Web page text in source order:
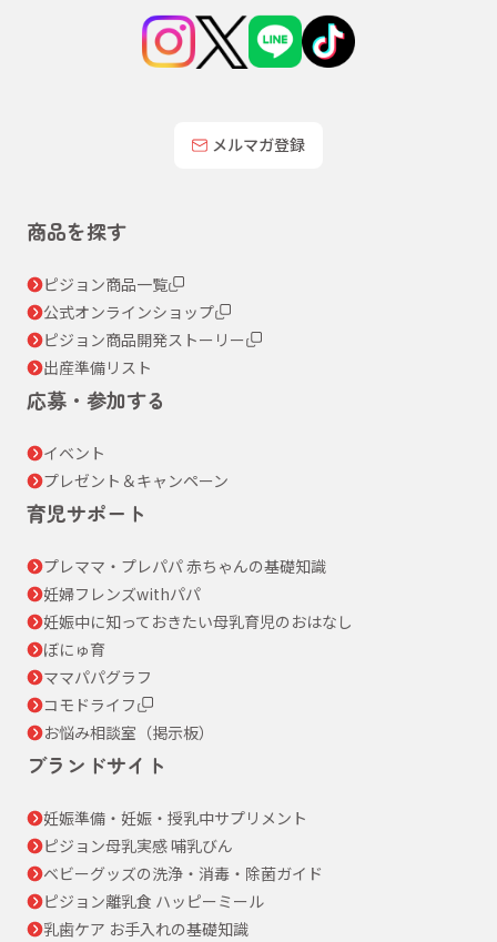
メルマガ登録
商品を探す
ピジョン商品一覧
公式オンラインショップ
ピジョン商品開発ストーリー
出産準備リスト
応募・参加する
イベント
プレゼント＆キャンペーン
育児サポート
プレママ・プレパパ 赤ちゃんの基礎知識
妊婦フレンズwithパパ
妊娠中に知っておきたい母乳育児のおはなし
ぼにゅ育
ママパパグラフ
コモドライフ
お悩み相談室（掲示板）
ブランドサイト
妊娠準備・妊娠・授乳中サプリメント
ピジョン母乳実感 哺乳びん
ベビーグッズの洗浄・消毒・除菌ガイド
ピジョン離乳食 ハッピーミール
乳歯ケア お手入れの基礎知識